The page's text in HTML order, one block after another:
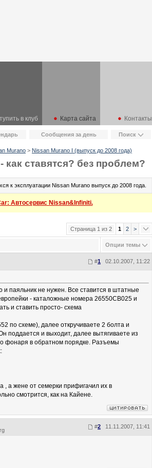
в клуб Карта сайта
Контакты
Сообщения за день Поиск
Murano > Nissan Murano I (выпуск до 2008 года)
ставятся? без проблем?
к эксплуатации Nissan Murano выпуск до 2008 года.
Автосервис Nissan&Infiniti.
Страница 1 из 2 1 2 >
Опции темы
#1 02.10.2007, 11:22
паяльник не нужен. Все ставится в штатные
- каталожные номера 26550CB025 и
и ставить просто- схема
по схеме), далее откручиваете 2 болта и
поддается и выходит, далее вытягиваете из
фонаря в обратном порядке. Разъемы
, а жене от семерки прифигачил их в
смотрится, как на Кайене.
#2 11.11.2007, 11:41